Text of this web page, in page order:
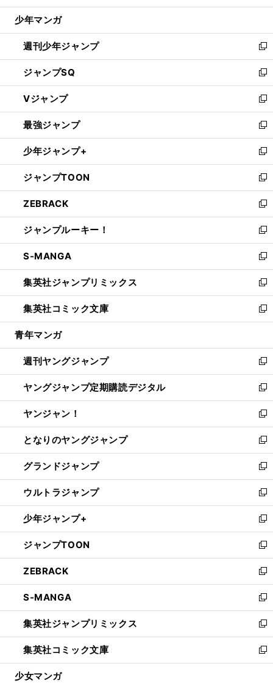
ウ
開
く
少年マンガ
週刊少年ジャンプ
新
し
い
ウ
ィ
ン
ド
ウ
で
開
く
ジャンプSQ
新
し
い
ウ
ィ
ン
ド
ウ
で
開
く
Vジャンプ
新
し
い
ウ
ィ
ン
ド
ウ
で
開
く
最強ジャンプ
新
し
い
ウ
ィ
ン
ド
ウ
で
開
く
少年ジャンプ+
新
し
い
ウ
ィ
ン
ド
ウ
で
開
く
ジャンプTOON
新
し
い
ウ
ィ
ン
ド
ウ
で
開
く
ZEBRACK
新
し
い
ウ
ィ
ン
ド
ウ
で
開
ジャンプルーキー！
新
し
い
ウ
ィ
ン
ド
ウ
開
く
S-MANGA
新
し
い
ウ
ィ
ン
ウ
で
開
く
集英社ジャンプリミックス
新
し
い
ウ
ン
ド
ウ
で
開
く
集英社コミック文庫
新
し
ウ
ィ
ン
ド
ウ
で
開
く
青年マンガ
週刊ヤングジャンプ
新
し
い
ウ
ィ
ン
ド
ウ
で
開
く
ヤングジャンプ定期購読デジタル
新
し
い
ウ
ィ
ン
ド
ウ
で
開
く
ヤンジャン！
新
し
い
ウ
ィ
ン
ド
ウ
で
開
く
となりのヤングジャンプ
新
し
い
ウ
ィ
ン
ド
ウ
で
開
く
グランドジャンプ
新
し
い
ウ
ィ
ン
ド
ウ
で
開
く
ウルトラジャンプ
新
し
い
ウ
ィ
ン
ド
ウ
で
開
く
少年ジャンプ+
新
し
い
ウ
ィ
ン
ド
ウ
で
開
く
ジャンプTOON
新
し
い
ウ
ィ
ン
ド
ウ
で
開
ZEBRACK
新
し
い
ウ
ィ
ン
ド
ウ
S-MANGA
新
し
い
ウ
ィ
ン
集英社ジャンプリミックス
新
し
い
ウ
集英社コミック文庫
新
し
少女マンガ